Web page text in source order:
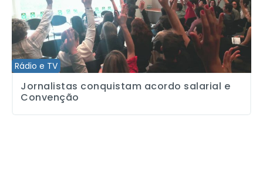
Rádio e TV
Jornalistas conquistam acordo salarial e
Convenção